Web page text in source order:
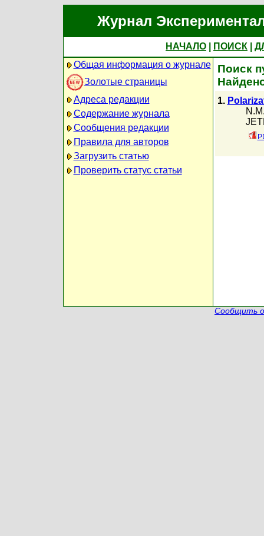
Журнал
НАЧАЛО ПОИСК
Общая информация о журнале
Золотые страницы
Адреса редакции
Содержание журнала
Сообщения редакции
Правила для авторов
Загрузить статью
Проверить статус статьи
Поиск
1.
Сообщить о